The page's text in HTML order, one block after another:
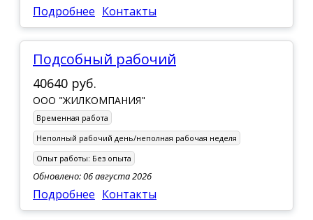
Подробнее Контакты
Подсобный рабочий
40640 руб.
ООО "ЖИЛКОМПАНИЯ"
Временная работа
Неполный рабочий день/неполная рабочая неделя
Опыт работы: Без опыта
Обновлено: 06 августа 2026
Подробнее Контакты